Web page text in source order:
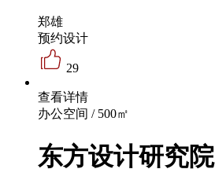
郑雄
预约设计
29
查看详情
办公空间 / 500㎡
东方设计研究院